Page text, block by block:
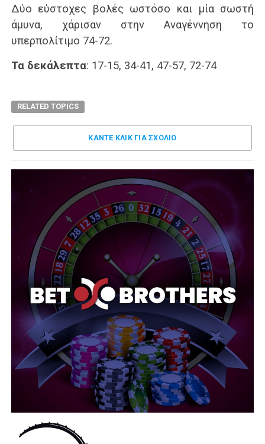
Δύο εύστοχες βολές ωστόσο και μία σωστή
άμυνα, χάρισαν στην Αναγέννηση το
υπερπολίτιμο 74-72.
Τα δεκάλεπτα: 17-15, 34-41, 47-57, 72-74
RELATED TOPICS
ΚΑΝΤΕ ΚΛΊΚ ΓΙΑ ΣΧΌΛΙΟ